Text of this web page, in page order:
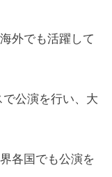
外でも活躍して
公演を行い、大
各国でも公演を